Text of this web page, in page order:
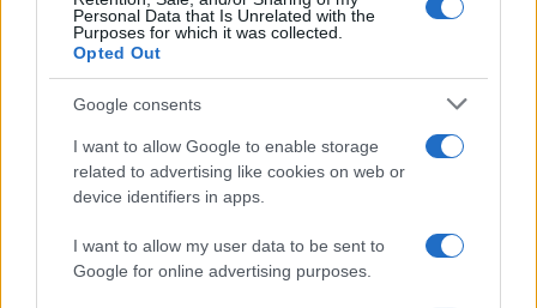
Personal Data that Is Unrelated with the
Purposes for which it was collected.
Opted Out
Google consents
I want to allow Google to enable storage
related to advertising like cookies on web or
device identifiers in apps.
I want to allow my user data to be sent to
Google for online advertising purposes.